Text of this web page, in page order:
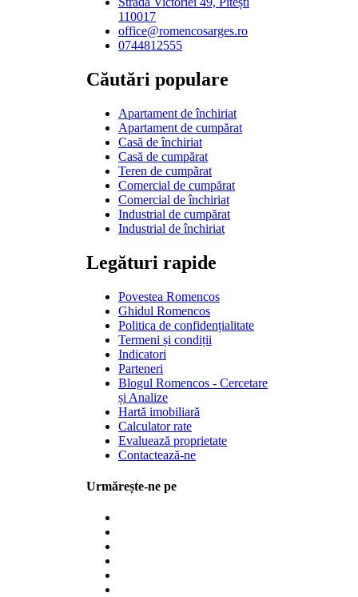
110017
office@romencosarges.ro
0744812555
Căutări populare
Apartament de închiriat
Apartament de cumpărat
Casă de închiriat
Casă de cumpărat
Teren de cumpărat
Comercial de cumpărat
Comercial de închiriat
Industrial de cumpărat
Industrial de închiriat
Legături rapide
Povestea Romencos
Ghidul Romencos
Politica de confidențialitate
Termeni și condiții
Indicatori
Parteneri
Blogul Romencos - Cercetare
și Analize
Hartă imobiliară
Calculator rate
Evaluează proprietate
Contactează-ne
Urmărește-ne pe